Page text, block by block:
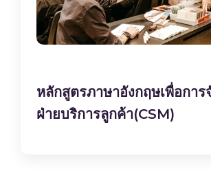
หลักสูตรภาษาอังกฤษเพื่อการ
ฝ่ายบริการลูกค้า(CSM)